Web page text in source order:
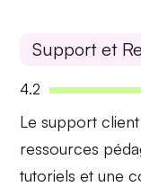
Support et
4.2
Lesupport
ressources
tutoriels et une